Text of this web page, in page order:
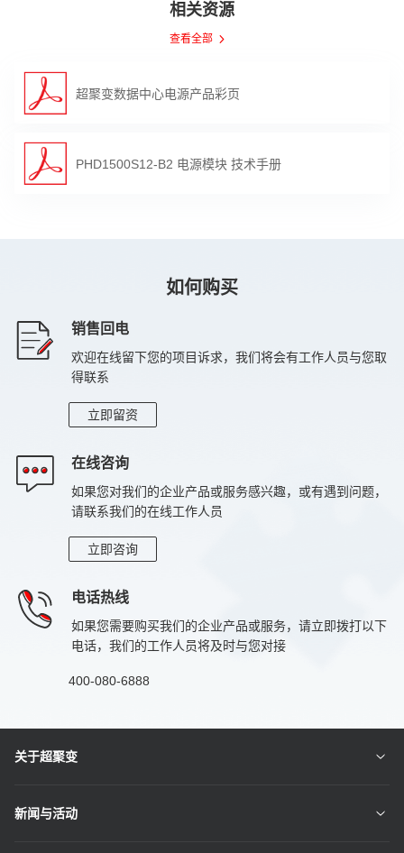
输出功率 1500W
输出电压纹波 ≤120mVp-p
PMbus1.2协议
保护 欠压、过压、过流、短路保护、过温保护
-40℃~85℃
相对湿度 5%~95%
符合IEC62368-1&EN62368-1,GB4943.1-2022标准
相关资源
查看全部
超聚变数据中心电源产品彩页
PHD1500S12-B2 电源模块 技术手册
如何购买
销售回电
欢迎在线留下您的项目诉求，我们将会有工作人员与您取
得联系
立即留资
在线咨询
如果您对我们的企业产品或服务感兴趣，或有遇到问题，
请联系我们的在线工作人员
立即咨询
电话热线
如果您需要购买我们的企业产品或服务，请立即拨打以下
电话，我们的工作人员将及时与您对接
400-080-6888
关于超聚变
新闻与活动